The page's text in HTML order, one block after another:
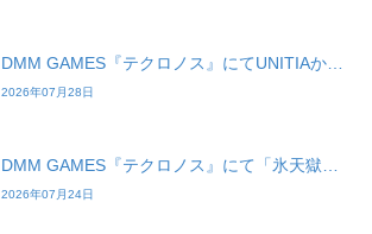
DMM GAMES『テクロノス』にてUNITIAか…
2026年07月28日
DMM GAMES『テクロノス』にて「氷天獄…
2026年07月24日